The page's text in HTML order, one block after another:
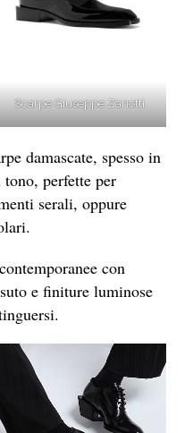
Scarpe Giuseppe Zanotti
damascate, spesso in
perfette per
serali, oppure
con
e finiture luminose